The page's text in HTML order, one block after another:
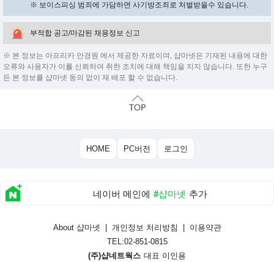
※ 보이스피싱 범죄에 가담하면 사기방조죄로 처벌받을수 있습니다.
부적합 공고/마감된 채용정보 신고
※ 본 정보는 아프리카 안경원 에서 제공한 자료이며, 샵마넷은 기재된 내용에 대한
오류와 사용자가 이를 신뢰하여 취한 조치에 대해 책임을 지지 않습니다. 또한 누구
든 본 정보를 샵마넷 동의 없이 재 배포 할 수 없습니다.
HOME PC버전 로그인
네이버 메인에 #샵마넷 추가
About 샵마넷 개인정보 처리방침
이용약관
TEL:02-851-0815
(주)샵네트웍스 대표 이인용